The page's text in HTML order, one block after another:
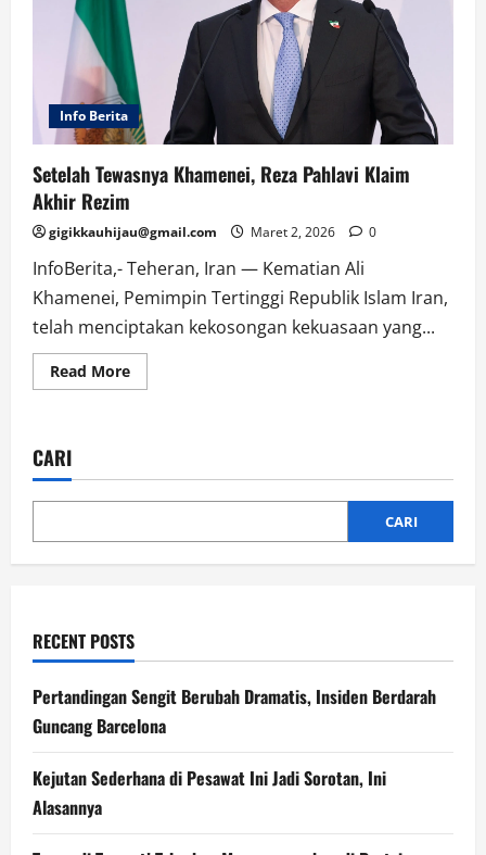
Info Berita
Setelah Tewasnya Khamenei, Reza Pahlavi Klaim
Akhir Rezim
gigikkauhijau@gmail.com Maret 2, 2026 0
InfoBerita,- Teheran, Iran — Kematian Ali
Khamenei, Pemimpin Tertinggi Republik Islam Iran,
telah menciptakan kekosongan kekuasaan yang...
Read MoreRead
more
Pahlavi
Akhir
CARI
CARI
RECENT POSTS
Pertandingan Sengit Berubah Dramatis, Insiden Berdarah
Guncang Barcelona
Kejutan Sederhana di Pesawat Ini Jadi Sorotan, Ini
Alasannya